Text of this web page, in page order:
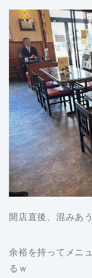
開店直後、混みあ
余裕を持ってメニ
るｗ